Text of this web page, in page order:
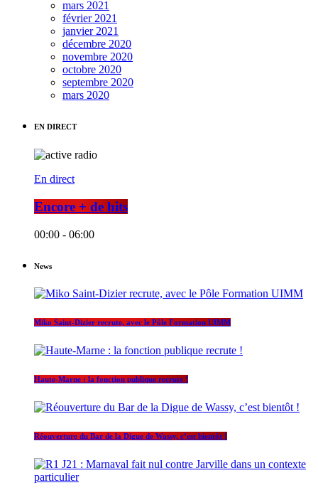
mars 2021
février 2021
janvier 2021
décembre 2020
novembre 2020
octobre 2020
septembre 2020
mars 2020
EN DIRECT
En direct
Encore + de hits
00:00 - 06:00
News
Miko Saint-Dizier recrute, avec le Pôle Formation UIMM
Haute-Marne : la fonction publique recrute !
Réouverture du Bar de la Digue de Wassy, c’est bientôt !